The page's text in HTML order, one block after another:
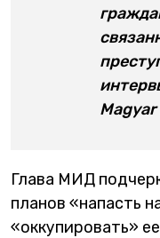
Глава МИД
планов «напасть
«оккупировать»